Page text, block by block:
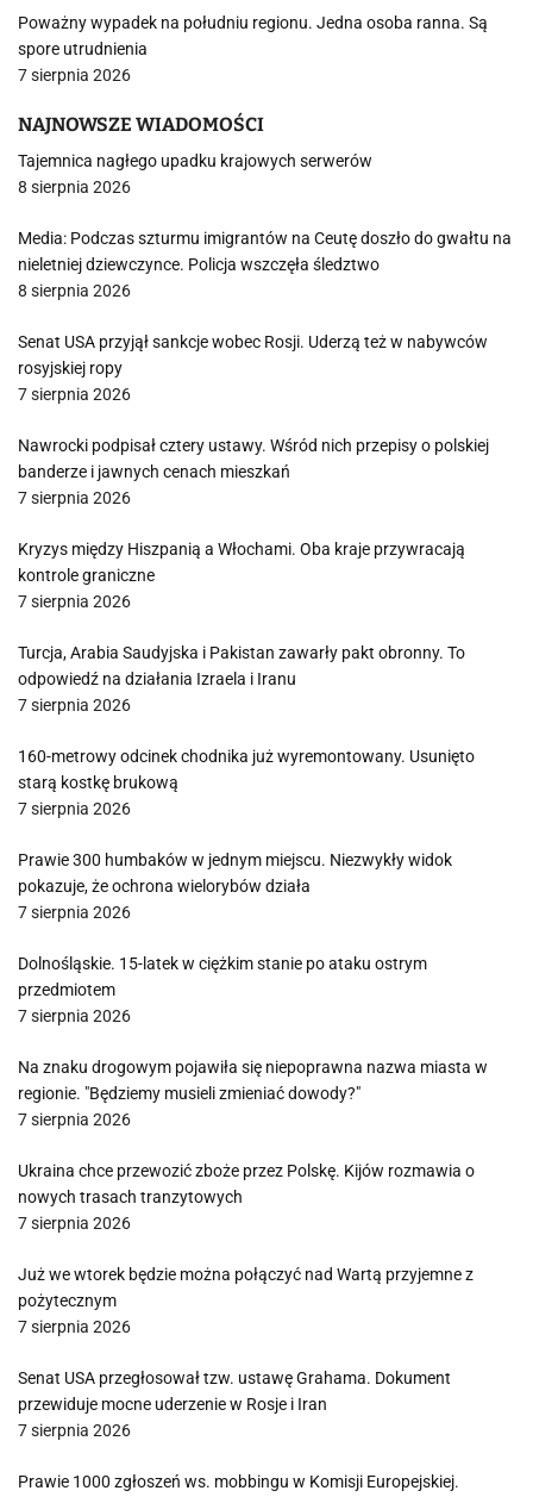
Poważny wypadek na południu regionu. Jedna osoba ranna. Są
spore utrudnienia
7 sierpnia 2026
NAJNOWSZE WIADOMOŚCI
Tajemnica nagłego upadku krajowych serwerów
8 sierpnia 2026
Media: Podczas szturmu imigrantów na Ceutę doszło do gwałtu na
nieletniej dziewczynce. Policja wszczęła śledztwo
8 sierpnia 2026
Senat USA przyjął sankcje wobec Rosji. Uderzą też w nabywców
rosyjskiej ropy
7 sierpnia 2026
Nawrocki podpisał cztery ustawy. Wśród nich przepisy o polskiej
banderze i jawnych cenach mieszkań
7 sierpnia 2026
Kryzys między Hiszpanią a Włochami. Oba kraje przywracają
kontrole graniczne
7 sierpnia 2026
Turcja, Arabia Saudyjska i Pakistan zawarły pakt obronny. To
odpowiedź na działania Izraela i Iranu
7 sierpnia 2026
160-metrowy odcinek chodnika już wyremontowany. Usunięto
starą kostkę brukową
7 sierpnia 2026
Prawie 300 humbaków w jednym miejscu. Niezwykły widok
pokazuje, że ochrona wielorybów działa
7 sierpnia 2026
Dolnośląskie. 15-latek w ciężkim stanie po ataku ostrym
przedmiotem
7 sierpnia 2026
Na znaku drogowym pojawiła się niepoprawna nazwa miasta w
regionie. "Będziemy musieli zmieniać dowody?"
7 sierpnia 2026
Ukraina chce przewozić zboże przez Polskę. Kijów rozmawia o
nowych trasach tranzytowych
7 sierpnia 2026
Już we wtorek będzie można połączyć nad Wartą przyjemne z
pożytecznym
7 sierpnia 2026
Senat USA przegłosował tzw. ustawę Grahama. Dokument
przewiduje mocne uderzenie w Rosje i Iran
7 sierpnia 2026
Prawie 1000 zgłoszeń ws. mobbingu w Komisji Europejskiej.